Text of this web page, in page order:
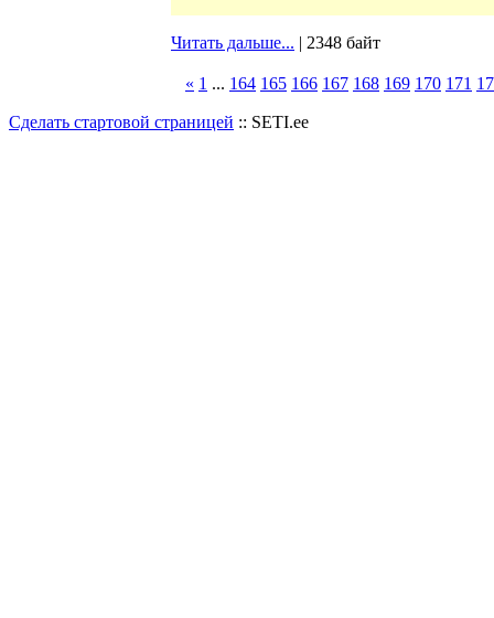
Читать дальше... | 2348 байт
« 1 ... 164 165 166 167 168 169 170 171
Сделать стартовой страницей :: SETI.ee